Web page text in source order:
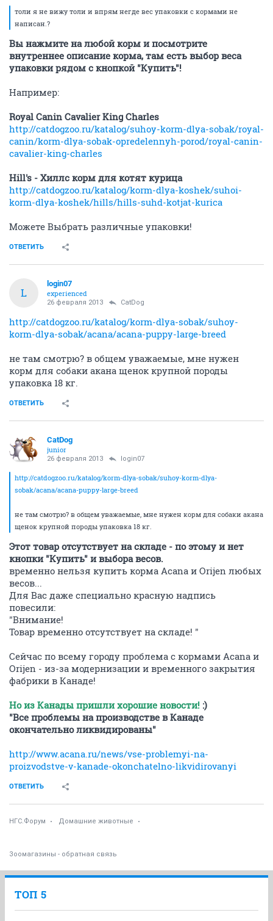
толи я не вижу толи и впрям негде вес упаковки с кормами не
написан.?
Вы нажмите на любой корм и посмотрите
внутреннее описание корма, там есть выбор веса
упаковки рядом с кнопкой "Купить"!
Например:
Royal Canin Cavalier King Charles
http://catdogzoo.ru/katalog/suhoy-korm-dlya-sobak/royal-
canin/korm-dlya-sobak-opredelennyh-porod/royal-canin-
cavalier-king-charles
Hill's - Хиллс корм для котят курица
http://catdogzoo.ru/katalog/korm-dlya-koshek/suhoi-
korm-dlya-koshek/hills/hills-suhd-kotjat-kurica
Можете Выбрать различные упаковки!
ОТВЕТИТЬ
L
login07
experienced
26 февраля 2013 CatDog
http://catdogzoo.ru/katalog/korm-dlya-sobak/suhoy-
korm-dlya-sobak/acana/acana-puppy-large-breed
не там смотрю? в общем уважаемые, мне нужен
корм для собаки акана щенок крупной породы
упаковка 18 кг.
ОТВЕТИТЬ
CatDog
junior
26 февраля 2013 login07
http://catdogzoo.ru/katalog/korm-dlya-sobak/suhoy-korm-dlya-
sobak/acana/acana-puppy-large-breed
не там смотрю? в общем уважаемые, мне нужен корм для собаки акана
щенок крупной породы упаковка 18 кг.
Этот товар отсутствует на складе - по этому и нет
кнопки "Купить" и выбора весов.
временно нельзя купить корма Acana и Orijen любых
весов...
Для Вас даже специально красную надпись
повесили:
"Внимание!
Товар временно отсутствует на складе! "
Сейчас по всему городу проблема с кормами Acana и
Orijen - из-за модернизации и временного закрытия
фабрики в Канаде!
Но из Канады пришли хорошие новости! :)
"Все проблемы на производстве в Канаде
окончательно ликвидированы"
http://www.acana.ru/news/vse-problemyi-na-
proizvodstve-v-kanade-okonchatelno-likvidirovanyi
ОТВЕТИТЬ
НГС.Форум Домашние животные
Зоомагазины - обратная связь
ТОП 5